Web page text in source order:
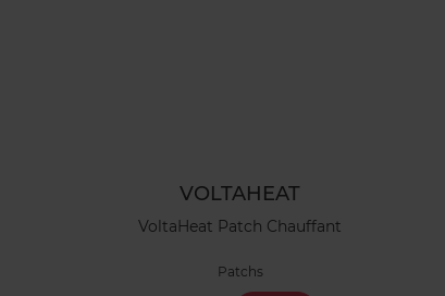
VOLTAHEAT
VoltaHeat Patch Chauffant
Patchs